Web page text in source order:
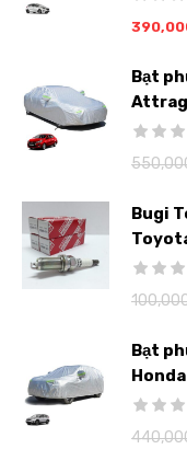
Bạt
Bugi
Bạt